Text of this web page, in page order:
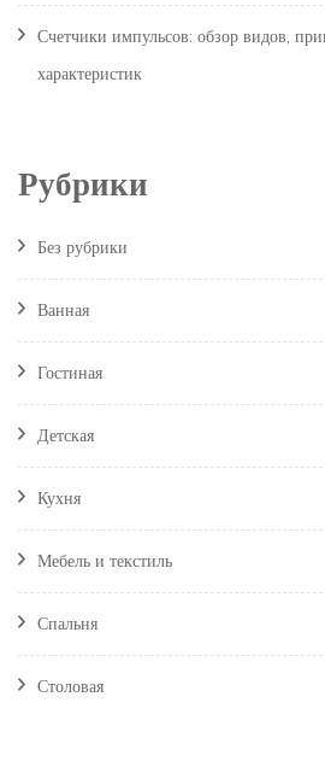
Счетчики импульсов: обзор видов,
характеристик
Рубрики
Без рубрики
Ванная
Гостиная
Детская
Кухня
Мебель и текстиль
Спальня
Столовая